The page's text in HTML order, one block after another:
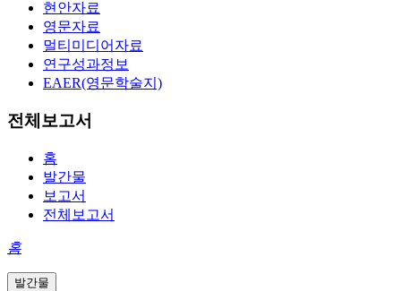
현안자료
영문자료
멀티미디어자료
연구성과정보
EAER(영문학술지)
전체보고서
홈
발간물
보고서
전체보고서
홈
발간물